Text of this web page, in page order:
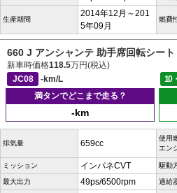
生産期間
2014年12月～201
5年09月
燃費
660 J アンシャンテ 助手席回転シート
新車時価格118.5万円(税込)
JC08
-km/L 10
満タンでどこまで走る？
-km
排気量 659cc
使用
エン
ミッション インパネCVT 駆動
最大出力 49ps/6500rpm 過給